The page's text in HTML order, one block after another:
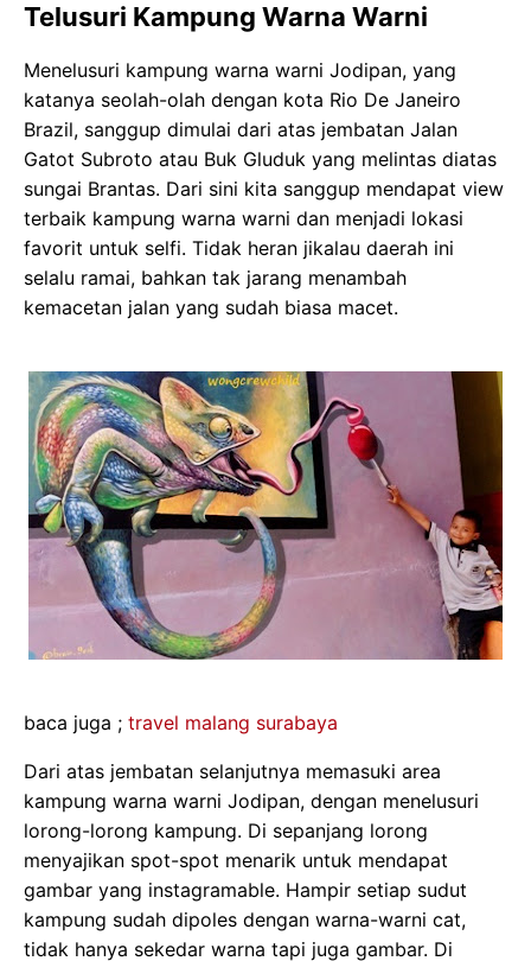
Telusuri Kampung Warna Warni
Menelusuri kampung warna warni Jodipan, yang
katanya seolah-olah dengan kota Rio De Janeiro
Brazil, sanggup dimulai dari atas jembatan Jalan
Gatot Subroto atau Buk Gluduk yang melintas diatas
sungai Brantas. Dari sini kita sanggup mendapat view
terbaik kampung warna warni dan menjadi lokasi
favorit untuk selfi. Tidak heran jikalau daerah ini
selalu ramai, bahkan tak jarang menambah
kemacetan jalan yang sudah biasa macet.
baca juga ; travel malang surabaya
Dari atas jembatan selanjutnya memasuki area
kampung warna warni Jodipan, dengan menelusuri
lorong-lorong kampung. Di sepanjang lorong
menyajikan spot-spot menarik untuk mendapat
gambar yang instagramable. Hampir setiap sudut
kampung sudah dipoles dengan warna-warni cat,
tidak hanya sekedar warna tapi juga gambar. Di